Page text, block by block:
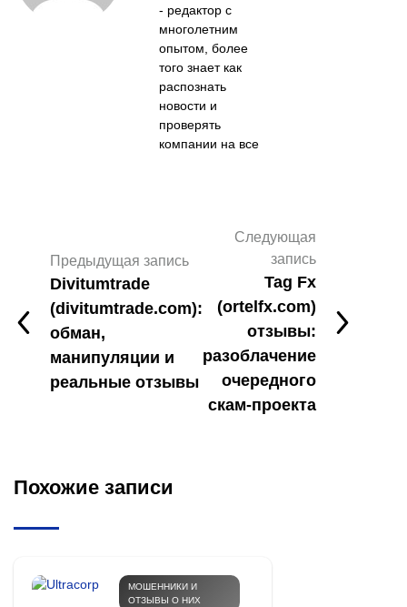
- редактор с
многолетним
опытом, более
того знает как
распознать
новости и
проверять
компании на все
Предыдущая запись
Divitumtrade
(divitumtrade.com):
обман,
манипуляции и
реальные отзывы
Следующая
запись
Tag Fx
(ortelfx.com)
отзывы:
разоблачение
очередного
скам-проекта
Похожие записи
МОШЕННИКИ И
ОТЗЫВЫ О НИХ